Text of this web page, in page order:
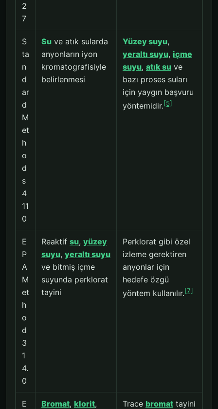
2
7
S
ta
n
d
ar
d
M
et
h
o
d
s
4
11
0
Su ve atık sularda
anyonların iyon
kromatografisiyle
belirlenmesi
Yüzey suyu,
yeraltı suyu, içme
suyu, atık su ve
bazı proses suları
için yaygın başvuru
yöntemidir.[5]
E
P
A
M
et
h
o
d
3
1
4.
0
Reaktif su, yüzey
suyu, yeraltı suyu
ve bitmiş içme
suyunda perklorat
tayini
Perklorat gibi özel
izleme gerektiren
anyonlar için
hedefe özgü
yöntem kullanılır.[7]
E
Bromat, klorit,
Trace bromat tayini